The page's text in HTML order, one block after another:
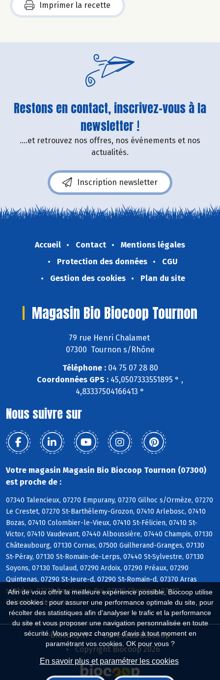
Afin de vous offrir la meilleure expérience possible, Biocoop utilise
des cookies : pour assurer une performance optimale du site, pour
récolter des statistiques afin d'analyser le trafic et la performance
du site et vous proposer une navigation personnalisée en toute
sécurité. Vous pouvez changer d'avis à tout moment en
paramétrant vos cookies. OK pour vous ?
En savoir plus et paramétrer les cookies
Imprimer la recette
Restons en contact, inscrivez-vous à la
newsletter !
....et retrouvez nos offres, nos événements et nos
actualités.
Inscription newsletter
Accueil Contact
Mentions légales
Protection des données
CGU
Gestion des cookies
Plan du site
Magasin Bio Biocoop Tournon
79 rue Henri Chalamet
07300 Tournon s/Rhône
Téléphone :04 75 07 28 80
Coordonnées GPS : 45,0507333551895 ° ,
4,83337504166413 °
Nous suivre sur
Votre magasin Magasin Bio Biocoop Tournon (07300)
est proche de :
07340 Talencieux, 07270 Empurany, 07270 Gilhoc s/Ormèze, 07270
Le Crestet, 07270 St-Barthélemy-Grozon, 07410 Arlebosc, 07410
Bozas, 07410 Colombier-le-Vieux, 07410 St-Félicien, 07410 St-
Victor, 07410 Vaudevant, 07440 Alboussière, 07440 Champis, 07130
Châteaubourg, 07130 Cornas, 07500 Guilherand-Granges, 07130
St-Péray, 07130 St-Romain-de-Lerps, 07440 St-Sylvestre, 07130
Soyons, 07130 Toulaud, 07290 Ardoix, 07290 Préaux, 07290
Quintenas, 07290 St-Jeure-d, 07290 St-Romain-d, 07370 Arras
s/Rhône, 07270 Boucieu-le-Roi, 07300 Cheminas, 07270
Colombier-le-Jeune
Biocoop.fr
Le réseau Biocoop
Copyright Biocoop 2026